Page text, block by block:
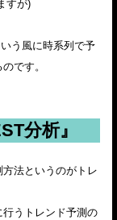
すが)
う風に時系列で予
です。
分析』
法というのがトレ
うトレンド予測の